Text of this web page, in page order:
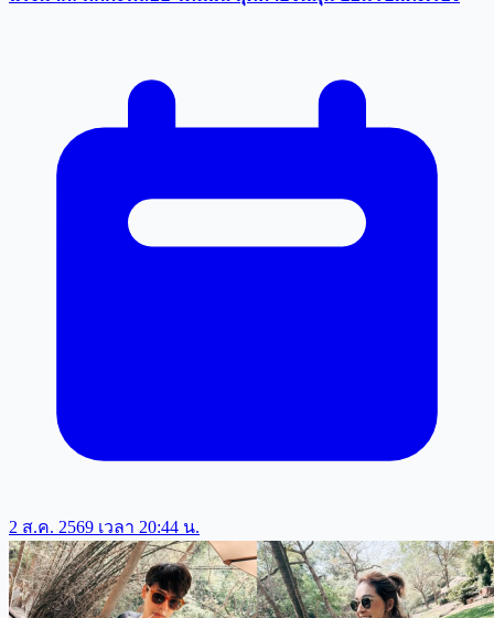
2 ส.ค. 2569 เวลา 20:44 น.